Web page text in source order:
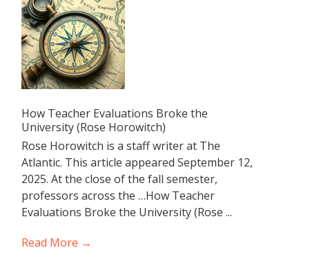
How Teacher Evaluations Broke the
University (Rose Horowitch)
Rose Horowitch is a staff writer at The
Atlantic. This article appeared September 12,
2025. At the close of the fall semester,
professors across the …How Teacher
Evaluations Broke the University (Rose ...
Read More →